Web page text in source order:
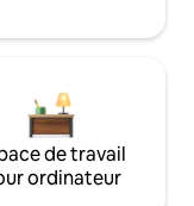
de travail
ordinateur